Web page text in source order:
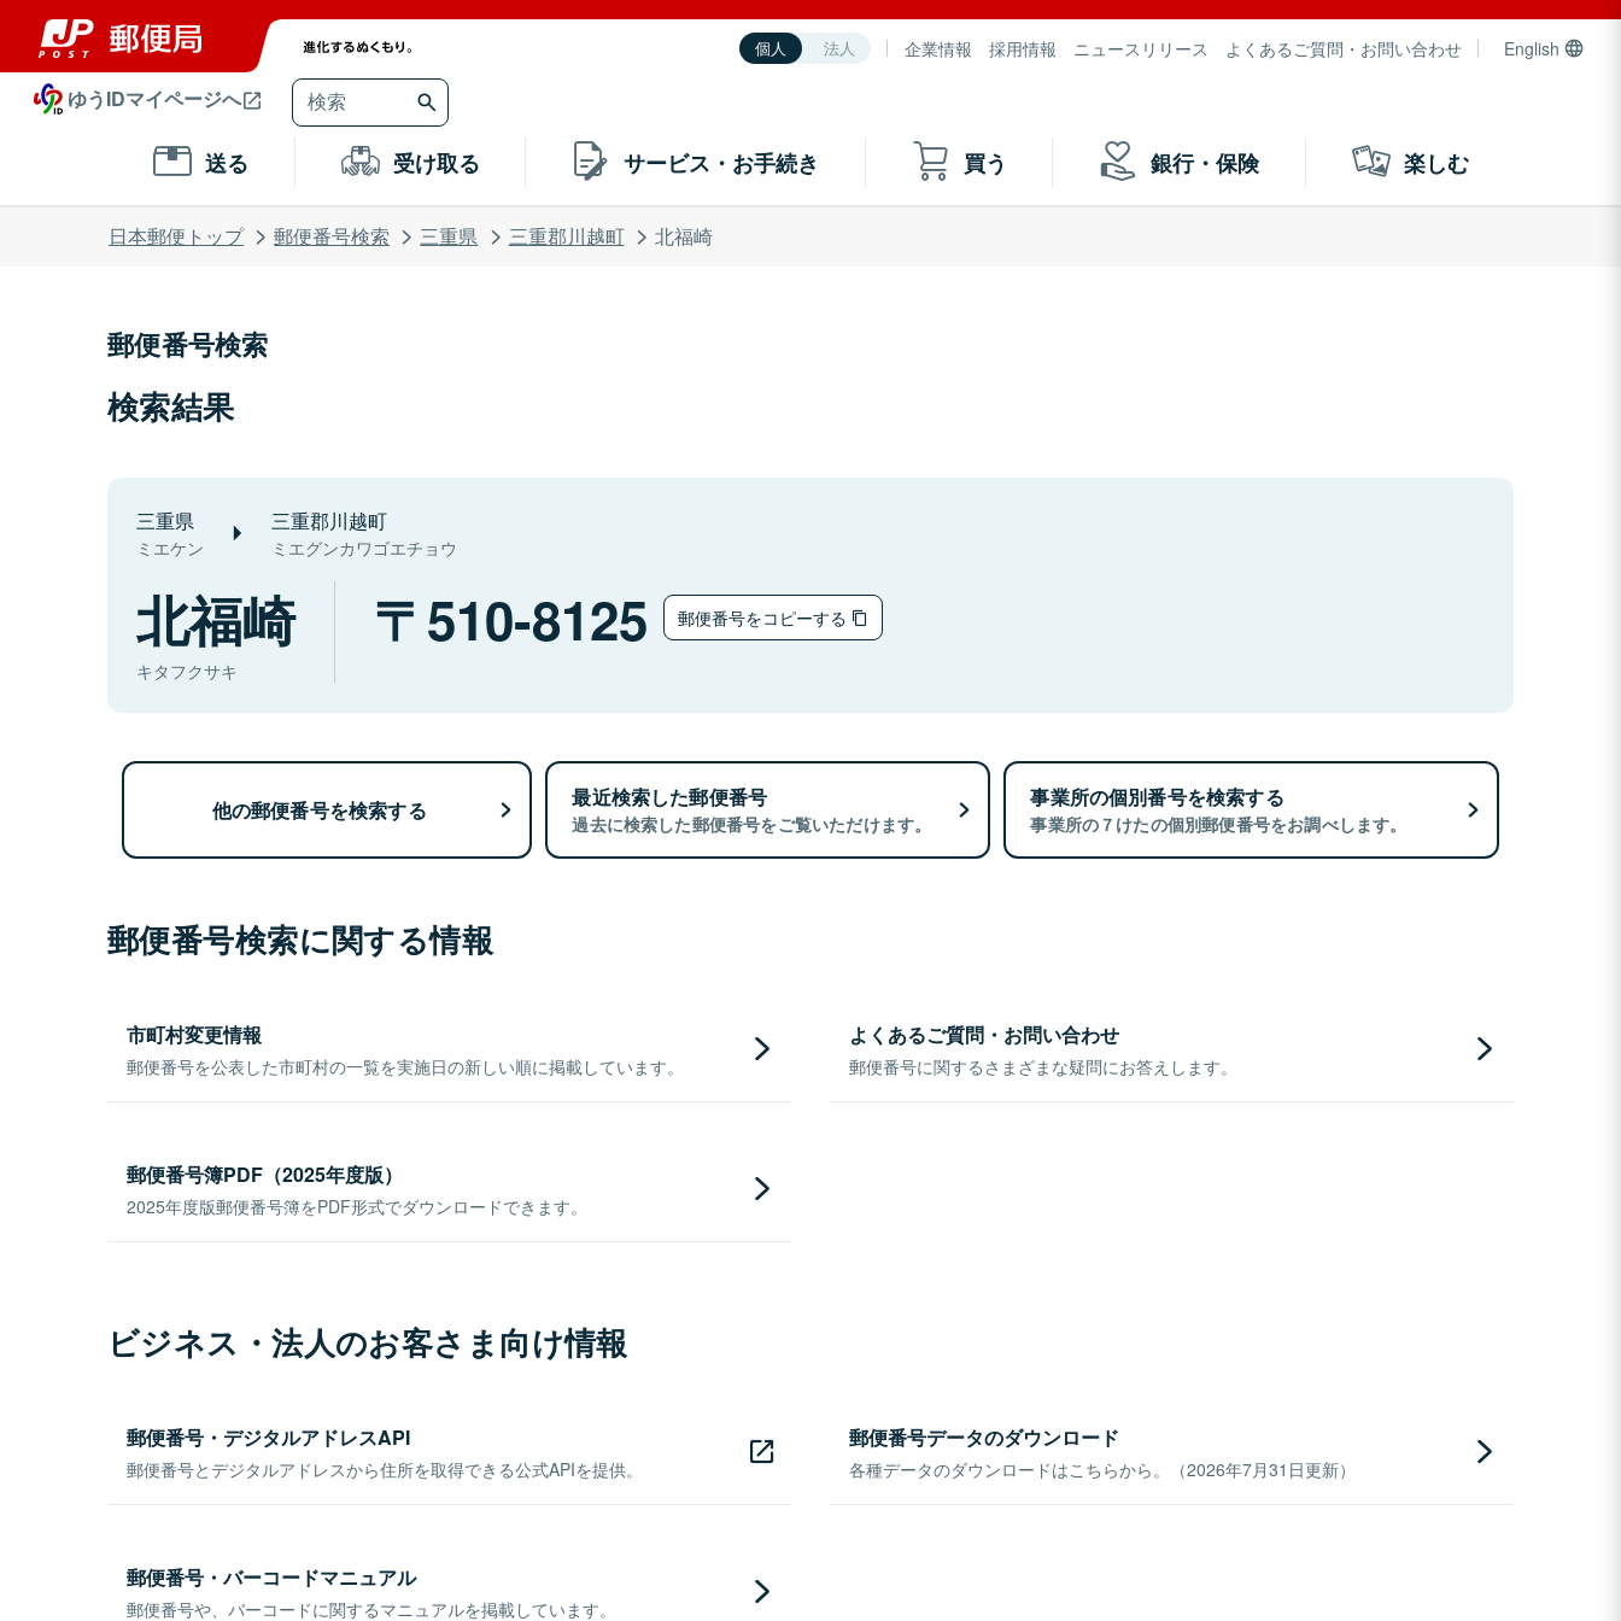
個人 法人 企業情報 採用情報 ニュースリリース よくあるご質問・お問い合わせ English
ゆうIDマイページへ
送る 受け取る サービス・お手続き 買う 銀行・保険 楽しむ
日本郵便トップ 郵便番号検索 三重県 三重郡川越町 北福崎
郵便番号検索
検索結果
三重県
ミエケン
三重郡川越町
ミエグンカワゴエチョウ
北福崎
キタフクサキ
510-8125 郵便番号をコピーする
他の郵便番号を検索する 最近検索した郵便番号
過去に検索した郵便番号をご覧いただけます。
事業所の個別番号を検索する
事業所の７けたの個別郵便番号をお調べします。
郵便番号検索に関する情報
市町村変更情報
郵便番号を公表した市町村の一覧を実施日の新しい順に掲載しています。
よくあるご質問・お問い合わせ
郵便番号に関するさまざまな疑問にお答えします。
郵便番号簿PDF（2025年度版）
2025年度版郵便番号簿をPDF形式でダウンロードできます。
ビジネス・法人のお客さま向け情報
郵便番号・デジタルアドレスAPI
郵便番号とデジタルアドレスから住所を取得できる公式APIを提供。
郵便番号データのダウンロード
各種データのダウンロードはこちらから。（2026年7月31日更新）
郵便番号・バーコードマニュアル
郵便番号や、バーコードに関するマニュアルを掲載しています。